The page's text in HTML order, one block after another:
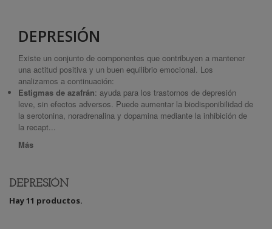
DEPRESIÓN
Existe un conjunto de componentes que contribuyen a mantener
una actitud positiva y un buen equilibrio emocional. Los
analizamos a continuación:
Estigmas de azafrán: ayuda para los trastornos de depresión
leve, sin efectos adversos. Puede aumentar la biodisponibilidad de
la serotonina, noradrenalina y dopamina mediante la inhibición de
la recapt...
Más
DEPRESIÓN
Hay 11 productos.